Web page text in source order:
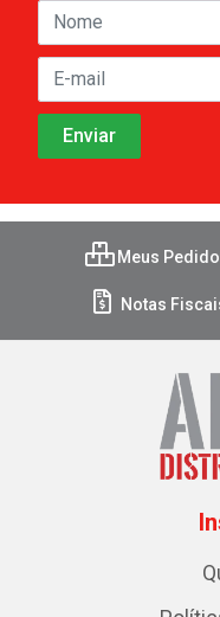
Meus
Notas